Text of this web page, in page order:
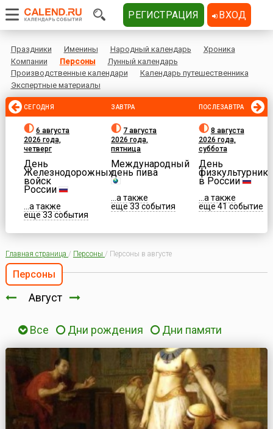
Праздники Именины Народный календарь
Хроника
Компании
Персоны
Лунный календарь
Производственные календари
Календарь путешественника
Экспертные материалы
СЕГОДНЯ
6 августа
2026 года,
четверг
День
Железнодорожных
войск
России
...а также
еще 33 события
ЗАВТРА
7 августа
2026 года,
пятница
Международный
день пива
...а также
еще 33 события
ПОСЛЕЗАВТРА
8 августа
2026 года,
суббота
День
физкультурника
в России
...а также
еще 41 событие
Главная страница / Персоны / Персоны в августе
Персоны
Август
Все Дни рождения Дни памяти
РЕГИСТРАЦИЯ ВХОД